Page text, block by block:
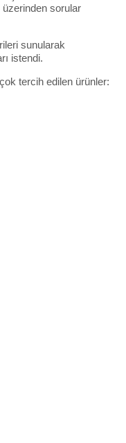
üzerinden sorular
sunularak
istendi.
çok tercih edilen ürünler: